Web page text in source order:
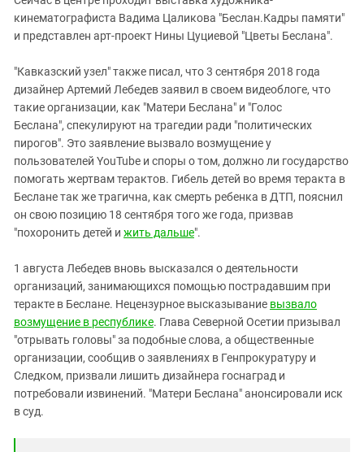
кинематографиста Вадима Цаликова "Беслан.Кадры памяти"
и представлен арт-проект Нины Цуциевой "Цветы Беслана".
"Кавказский узел" также писал, что 3 сентября 2018 года
дизайнер Артемий Лебедев заявил в своем видеоблоге, что
такие организации, как "Матери Беслана" и "Голос
Беслана", спекулируют на трагедии ради "политических
пирогов". Это заявление вызвало возмущение у
пользователей YouTube и споры о том, должно ли государство
помогать жертвам терактов. Гибель детей во время теракта в
Беслане так же трагична, как смерть ребенка в ДТП, пояснил
он свою позицию 18 сентября того же года, призвав
"похоронить детей и жить дальше".
1 августа Лебедев вновь высказался о деятельности
организаций, занимающихся помощью пострадавшим при
теракте в Беслане. Нецензурное высказывание вызвало
возмущение в республике. Глава Северной Осетии призывал
"отрывать головы" за подобные слова, а общественные
организации, сообщив о заявлениях в Генпрокуратуру и
Следком, призвали лишить дизайнера госнаград и
потребовали извинений. "Матери Беслана" анонсировали иск
в суд.